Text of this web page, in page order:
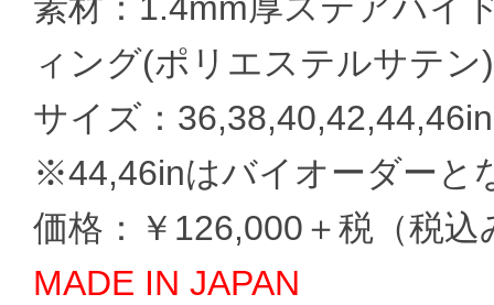
素材：1.4mm厚ステアハイ
ィング(ポリエステルサテン)
サイズ：36,38,40,42,44,46in
※44,46inはバイオーダーと
価格：￥126,000＋税（税込
MADE IN JAPAN